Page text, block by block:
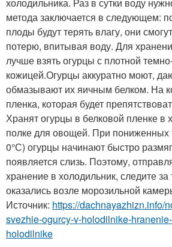
холодильника. Раз в сутки воду
метода заключается в следующем:
плоды будут терять влагу, они
потерю, впитывая воду. Для
лучше взять огурцы с плотной
кожицей.Огурцы аккуратно моют,
обмазывают их яичным белком. На
пленка, которая будет
Хранят огурцы в белковой пленке в
полке для овощей. При пониженных
0°С) огурцы начинают быстро
появляется слизь. Поэтому,
хранение в холодильник, следите
оказались возле морозильной
Источник: https://dachnayazhizn.info/
svezhie-ogurcy-v-holodilnike-
holodilnike